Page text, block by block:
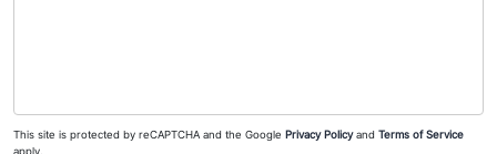
This site is protected by reCAPTCHA and the Google Privacy Policyand Terms of Service
apply.